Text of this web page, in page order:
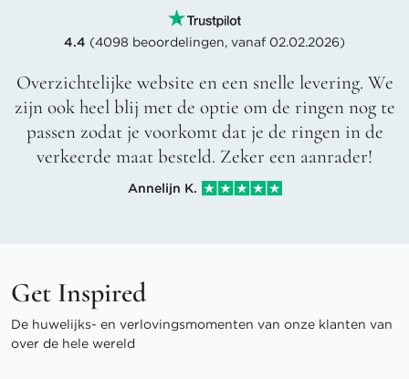
4.4 (4098 beoordelingen, vanaf 02.02.2026)
Overzichtelijke website en een snelle levering. We
zijn ook heel blij met de optie om de ringen nog te
passen zodat je voorkomt dat je de ringen in de
verkeerde maat besteld. Zeker een aanrader!
Annelijn K.
Get Inspired
De huwelijks- en verlovingsmomenten van onze klanten van
over de hele wereld